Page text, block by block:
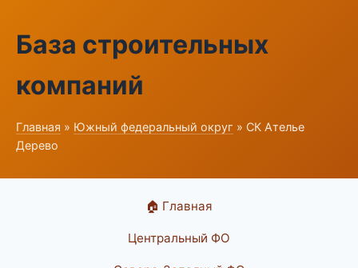
База строительных
компаний
Главная » Южный федеральный округ » СК Ателье
Дерево
🏠 Главная
Центральный ФО